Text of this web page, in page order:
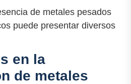
de metales pesados
puede presentar diversos
en la
de metales